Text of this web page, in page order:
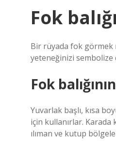
Fok
Bir rüyada fok görmek
yeteneğinizi sembolize
Fok
Yuvarlak başlı, kısa
için kullanırlar. Karada
ılıman ve kutup